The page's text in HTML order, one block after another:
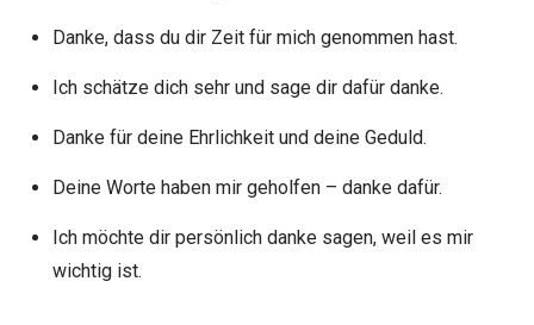
Danke, dass du dir Zeit für mich genommen hast.
Ich schätze dich sehr und sage dir dafür danke.
Danke für deine Ehrlichkeit und deine Geduld.
Deine Worte haben mir geholfen – danke dafür.
Ich möchte dir persönlich danke sagen, weil es mir
wichtig ist.